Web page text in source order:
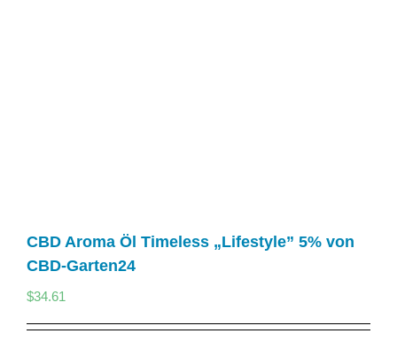
CBD Aroma Öl Timeless „Lifestyle” 5% von
CBD-Garten24
$34.61